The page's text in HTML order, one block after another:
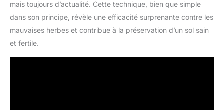
mais toujours d’actualité. Cette technique, bien que simple
dans son principe, révèle une efficacité surprenante contre les
mauvaises herbes et contribue à la préservation d’un sol sain
et fertile.